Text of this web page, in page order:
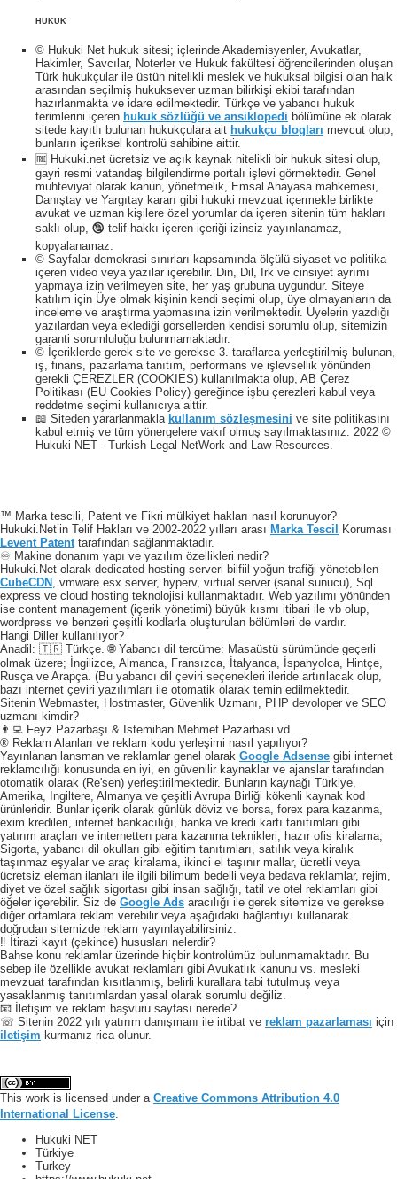
HUKUK
© Hukuki Net hukuk sitesi; içlerinde Akademisyenler, Avukatlar,
Hakimler, Savcılar, Noterler ve Hukuk fakültesi öğrencilerinden oluşan
Türk hukukçular ile üstün nitelikli meslek ve hukuksal bilgisi olan halk
arasından seçilmiş hukuksever uzman bilirkişi ekibi tarafından
hazırlanmakta ve idare edilmektedir. Türkçe ve yabancı hukuk
terimlerini içeren hukuk sözlüğü ve ansiklopedi bölümüne ek olarak
sitede kayıtlı bulunan hukukçulara ait hukukçu blogları mevcut olup,
bunların içeriksel kontrolü sahibine aittir.
🆓 Hukuki.net ücretsiz ve açık kaynak nitelikli bir hukuk sitesi olup,
gayri resmi vatandaş bilgilendirme portalı işlevi görmektedir. Genel
muhteviyat olarak kanun, yönetmelik, Emsal Anayasa mahkemesi,
Danıştay ve Yargıtay kararı gibi hukuki mevzuat içermekle birlikte
avukat ve uzman kişilere özel yorumlar da içeren sitenin tüm hakları
saklı olup, 🕲 telif hakkı içeren içeriği izinsiz yayınlanamaz,
kopyalanamaz.
© Sayfalar demokrasi sınırları kapsamında ölçülü siyaset ve politika
içeren video veya yazılar içerebilir. Din, Dil, Irk ve cinsiyet ayrımı
yapmaya izin verilmeyen site, her yaş grubuna uygundur. Siteye
katılım için Üye olmak kişinin kendi seçimi olup, üye olmayanların da
inceleme ve araştırma yapmasına izin verilmektedir. Üyelerin yazdığı
yazılardan veya eklediği görsellerden kendisi sorumlu olup, sitemizin
garanti sorumluluğu bulunmamaktadır.
© İçeriklerde gerek site ve gerekse 3. taraflarca yerleştirilmiş bulunan,
iş, finans, pazarlama tanıtım, performans ve işlevsellik yönünden
gerekli ÇEREZLER (COOKIES) kullanılmakta olup, AB Çerez
Politikası (EU Cookies Policy) gereğince işbu çerezleri kabul veya
reddetme seçimi kullanıcıya aittir.
📖 Siteden yararlanmakla kullanım sözleşmesini ve site politikasını
kabul etmiş ve tüm yönergelere vakıf olmuş sayılmaktasınız. 2022 ©
Hukuki NET - Turkish Legal NetWork and Law Resources.
™ Marka tescili, Patent ve Fikri mülkiyet hakları nasıl korunuyor?
Hukuki.Net’in Telif Hakları ve 2002-2022 yılları arası Marka Tescil
Koruması
Levent Patent tarafından sağlanmaktadır.
♾️ Makine donanım yapı ve yazılım özellikleri nedir?
Hukuki.Net olarak dedicated hosting serveri bilfiil yoğun trafiği yönetebilen
CubeCDN
, vmware esx server, hyperv, virtual server (sanal sunucu), Sql
express ve cloud hosting teknolojisi kullanmaktadır. Web yazılımı yönünden
ise content management (içerik yönetimi) büyük kısmı itibari ile vb olup,
wordpress ve benzeri çeşitli kodlarla oluşturulan bölümleri de vardır.
Hangi Diller kullanılıyor?
Anadil: 🇹🇷 Türkçe. 🌐 Yabancı dil tercüme: Masaüstü sürümünde geçerli
olmak üzere; İngilizce, Almanca, Fransızca, İtalyanca, İspanyolca, Hintçe,
Rusça ve Arapça. (Bu yabancı dil çeviri seçenekleri ileride artırılacak olup,
bazı internet çeviri yazılımları ile otomatik olarak temin edilmektedir.
Sitenin Webmaster, Hostmaster, Güvenlik Uzmanı, PHP devoloper ve SEO
uzmanı kimdir?
👨‍💻 Feyz Pazarbaşı & Istemihan Mehmet Pazarbasi vd.
® Reklam Alanları ve reklam kodu yerleşimi nasıl yapılıyor?
Yayınlanan lansman ve reklamlar genel olarak Google Adsense gibi internet
reklamcılığı konusunda en iyi, en güvenilir kaynaklar ve ajanslar tarafından
otomatik olarak (Re'sen) yerleştirilmektedir. Bunların kaynağı Türkiye,
Amerika, Ingiltere, Almanya ve çeşitli Avrupa Birliği kökenli kaynak kod
ürünleridir. Bunlar içerik olarak günlük döviz ve borsa, forex para kazanma,
exim kredileri, internet bankacılığı, banka ve kredi kartı tanıtımları gibi
yatırım araçları ve internetten para kazanma teknikleri, hazır ofis kiralama,
Sigorta, yabancı dil okulları gibi eğitim tanıtımları, satılık veya kiralık
taşınmaz eşyalar ve araç kiralama, ikinci el taşınır mallar, ücretli veya
ücretsiz eleman ilanları ile ilgili bilimum bedelli veya bedava reklamlar, rejim,
diyet ve özel sağlık sigortası gibi insan sağlığı, tatil ve otel reklamları gibi
öğeler içerebilir. Siz de Google Ads aracılığı ile gerek sitemize ve gerekse
diğer ortamlara reklam verebilir veya aşağıdaki bağlantıyı kullanarak
doğrudan sitemizde reklam yayınlayabilirsiniz.
‼️ İtirazi kayıt (çekince) hususları nelerdir?
Bahse konu reklamlar üzerinde hiçbir kontrolümüz bulunmamaktadır. Bu
sebep ile özellikle avukat reklamları gibi Avukatlık kanunu vs. mesleki
mevzuat tarafından kısıtlanmış, belirli kurallara tabi tutulmuş veya
yasaklanmış tanıtımlardan yasal olarak sorumlu değiliz.
📧 İletişim ve reklam başvuru sayfası nerede?
☏ Sitenin 2022 yılı yatırım danışmanı ile irtibat ve reklam pazarlaması için
iletişim kurmanız rica olunur.
This work is licensed under a Creative Commons Attribution 4.0
International License
Hukuki NET
Türkiye
Turkey